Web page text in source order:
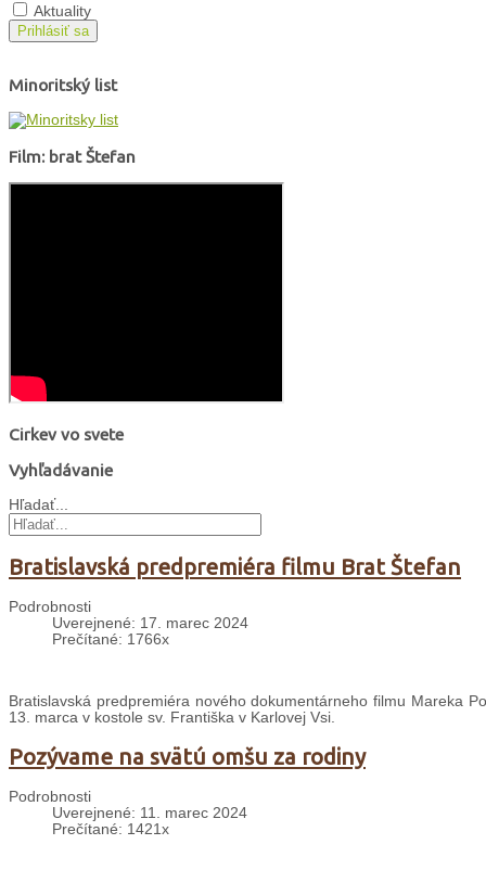
Aktuality
Prihlásiť sa
Minoritský list
Film: brat Štefan
Cirkev vo svete
Vyhľadávanie
Hľadať...
Bratislavská predpremiéra filmu Brat Štefan
Podrobnosti
Uverejnené: 17. marec 2024
Prečítané: 1766x
Bratislavská predpremiéra nového dokumentárneho filmu Mareka
13. marca v kostole sv. Františka v Karlovej Vsi.
Pozývame na svätú omšu za rodiny
Podrobnosti
Uverejnené: 11. marec 2024
Prečítané: 1421x